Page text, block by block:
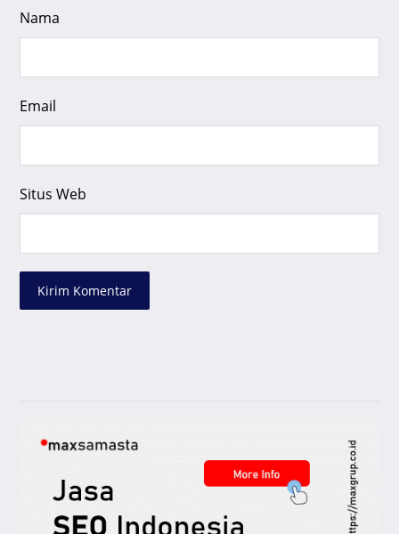
Nama
Email
Situs Web